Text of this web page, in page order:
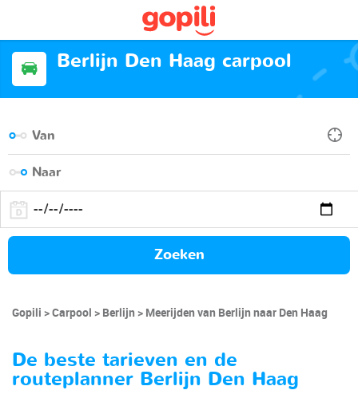
Berlijn Den Haag carpool
Zoeken
Gopili Carpool Berlijn Meerijden van Berlijn naar Den Haag
De beste tarieven en de
routeplanner Berlijn Den Haag